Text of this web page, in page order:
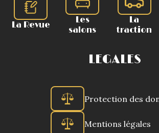
La Revue
Les
salons
La
traction
LEGALES
Protection des
Mentions légales